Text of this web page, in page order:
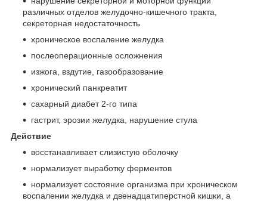
различных отделов желудочно-кишечного тракта,
секреторная недостаточность
хроническое воспаление желудка
послеоперационные осложнения
изжога, вздутие, газообразование
хронический панкреатит
сахарный диабет 2-го типа
гастрит, эрозии желудка
нарушение стула
Действие
восстанавливает слизистую оболочку
нормализует выработку ферментов
нормализует состояние организма при хроническом
воспалении желудка и двенадцатиперстной кишки, а